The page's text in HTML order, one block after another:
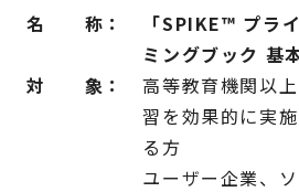
名 称：
「SPIKE™ プラ
ミングブック 基
対 象：
高等教育機関以
習を効果的に実
る方
ユーザー企業、